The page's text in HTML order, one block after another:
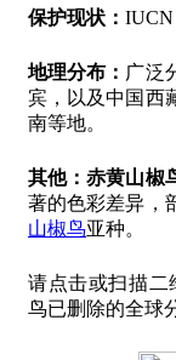
保护现状： IUCN
地理分布： 广泛
宾，以及中国西
南等地。
其他：赤黄山椒
著的色彩差异，
山椒鸟亚种。
请点击或扫描
鸟已删除的全球